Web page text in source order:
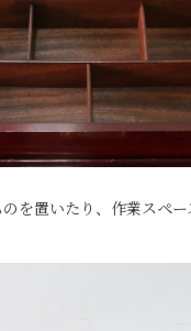
を置いたり、作業スペ